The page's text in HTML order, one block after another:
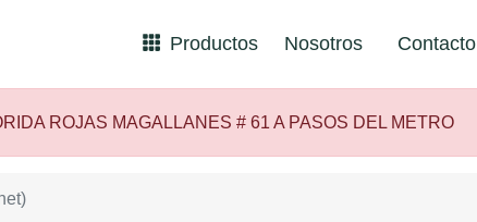
Productos Nosotros Contacto
ROJAS MAGALLANES # 61 A PASOS DEL METRO